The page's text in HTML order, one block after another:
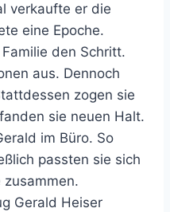
verkaufte er die
eine Epoche.
den Schritt.
aus. Dennoch
zogen sie
sie neuen Halt.
im Büro. So
passten sie sich
zusammen.
Gerald Heiser